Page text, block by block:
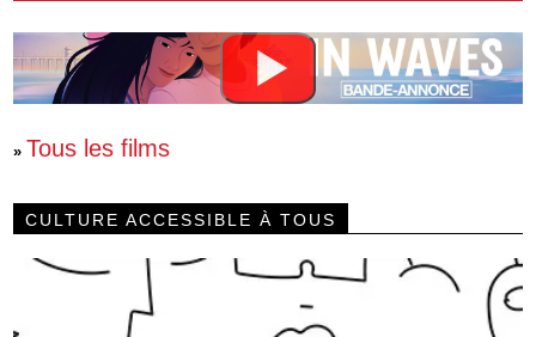
» Tous les films
CULTURE ACCESSIBLE À TOUS